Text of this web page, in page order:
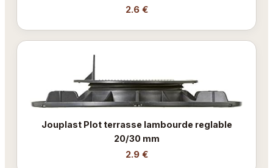
2.6 €
Jouplast Plot terrasse lambourde reglable
20/30 mm
2.9 €